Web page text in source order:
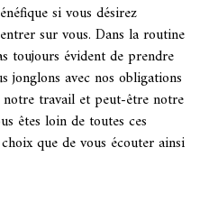
si vous désirez
sur vous. Dans la routine
toujours évident de prendre
jonglons avec nos obligations
travail et peut-être notre
êtes loin de toutes ces
que de vous écouter ainsi